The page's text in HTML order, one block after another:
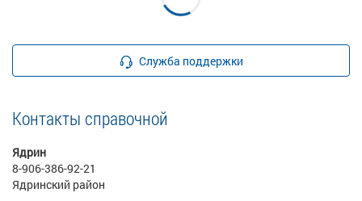
Служба поддержки
Контакты справочной
Ядрин
8-906-386-92-21
Ядринский район